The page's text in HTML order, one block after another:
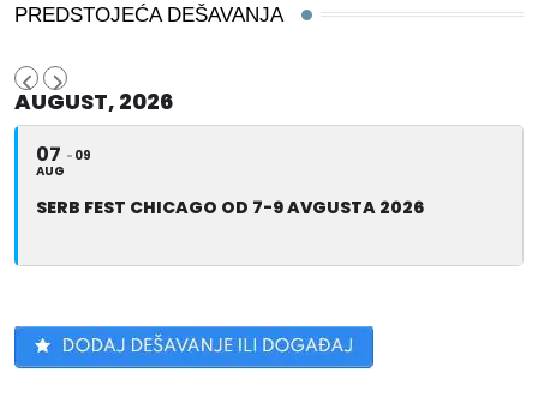
PREDSTOJEĆA DEŠAVANJA
AUGUST, 2026
07
AUG
09
SERB FEST CHICAGO OD 7-9 AVGUSTA 2026